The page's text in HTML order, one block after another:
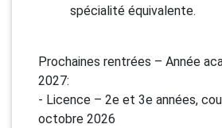
spécialité équivalente.
Prochaines rentrées – Année
2027:
- Licence – 2e et 3e années,
octobre 2026